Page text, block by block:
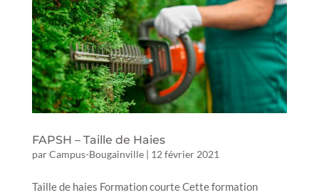
FAPSH – Taille de Haies
parCampus-Bougainville| 12 février 2021
Taille de haies Formation courte Cette formation